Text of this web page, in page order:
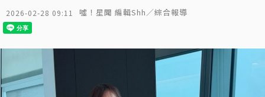
2026-02-28 09:11 噓！星聞 編輯Shh／綜合報導